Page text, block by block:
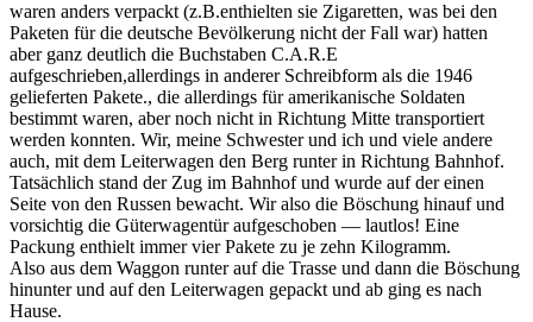
waren anders verpackt (z.B.enthielten sie Zigaretten, was bei den
Paketen für die deutsche Bevölkerung nicht der Fall war) hatten
aber ganz deutlich die Buchstaben C.A.R.E
aufgeschrieben,allerdings in anderer Schreibform als die 1946
gelieferten Pakete., die allerdings für amerikanische Soldaten
bestimmt waren, aber noch nicht in Richtung Mitte transportiert
werden konnten. Wir, meine Schwester und ich und viele andere
auch, mit dem Leiterwagen den Berg runter in Richtung Bahnhof.
Tatsächlich stand der Zug im Bahnhof und wurde auf der einen
Seite von den Russen bewacht. Wir also die Böschung hinauf und
vorsichtig die Güterwagentür aufgeschoben — lautlos! Eine
Packung enthielt immer vier Pakete zu je zehn Kilogramm.
Also aus dem Waggon runter auf die Trasse und dann die Böschung
hinunter und auf den Leiterwagen gepackt und ab ging es nach
Hause.